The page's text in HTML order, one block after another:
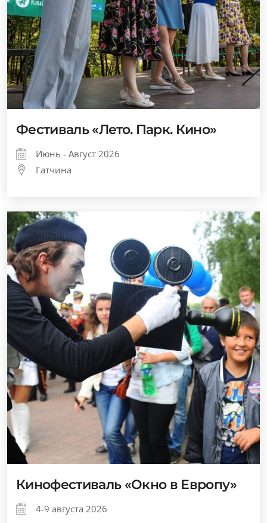
Фестиваль «Лето. Парк. Кино»
Июнь - Август 2026
Гатчина
Кинофестиваль «Окно в Европу»
4-9 августа 2026